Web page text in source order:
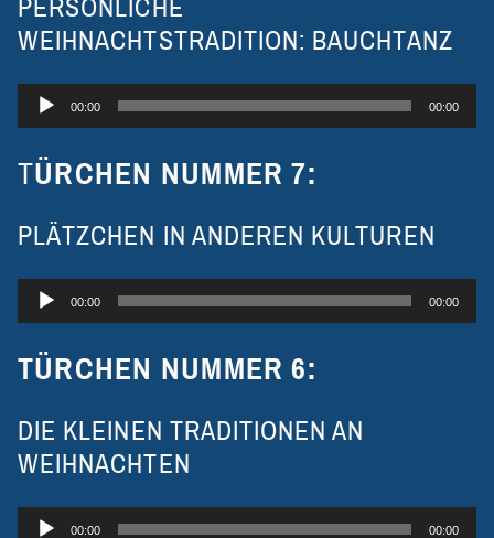
PERSÖNLICHE
WEIHNACHTSTRADITION: BAUCHTANZ
Audio-
00:00 00:00
TÜRCHEN NUMMER 7:
PLÄTZCHEN IN ANDEREN KULTUREN
Audio-
00:00 00:00
TÜRCHEN NUMMER 6:
DIE KLEINEN TRADITIONEN AN
WEIHNACHTEN
Audio-
00:00 00:00